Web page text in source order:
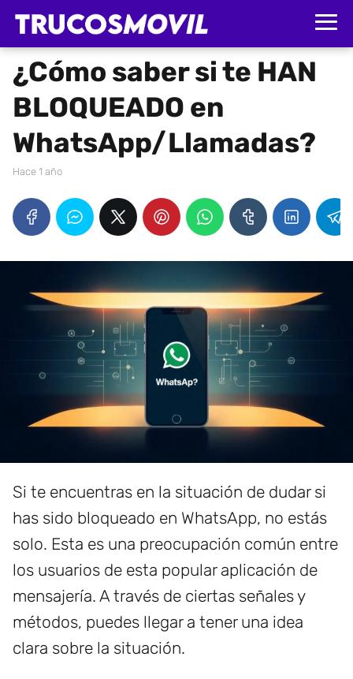
¿Cómo saber si te HAN
BLOQUEADO en
WhatsApp/Llamadas?
hace 1 año
Si te encuentras en la situación de dudar si
has sido bloqueado en WhatsApp, no estás
solo. Esta es una preocupación común entre
los usuarios de esta popular aplicación de
mensajería. A través de ciertas señales y
métodos, puedes llegar a tener una idea
clara sobre la situación.